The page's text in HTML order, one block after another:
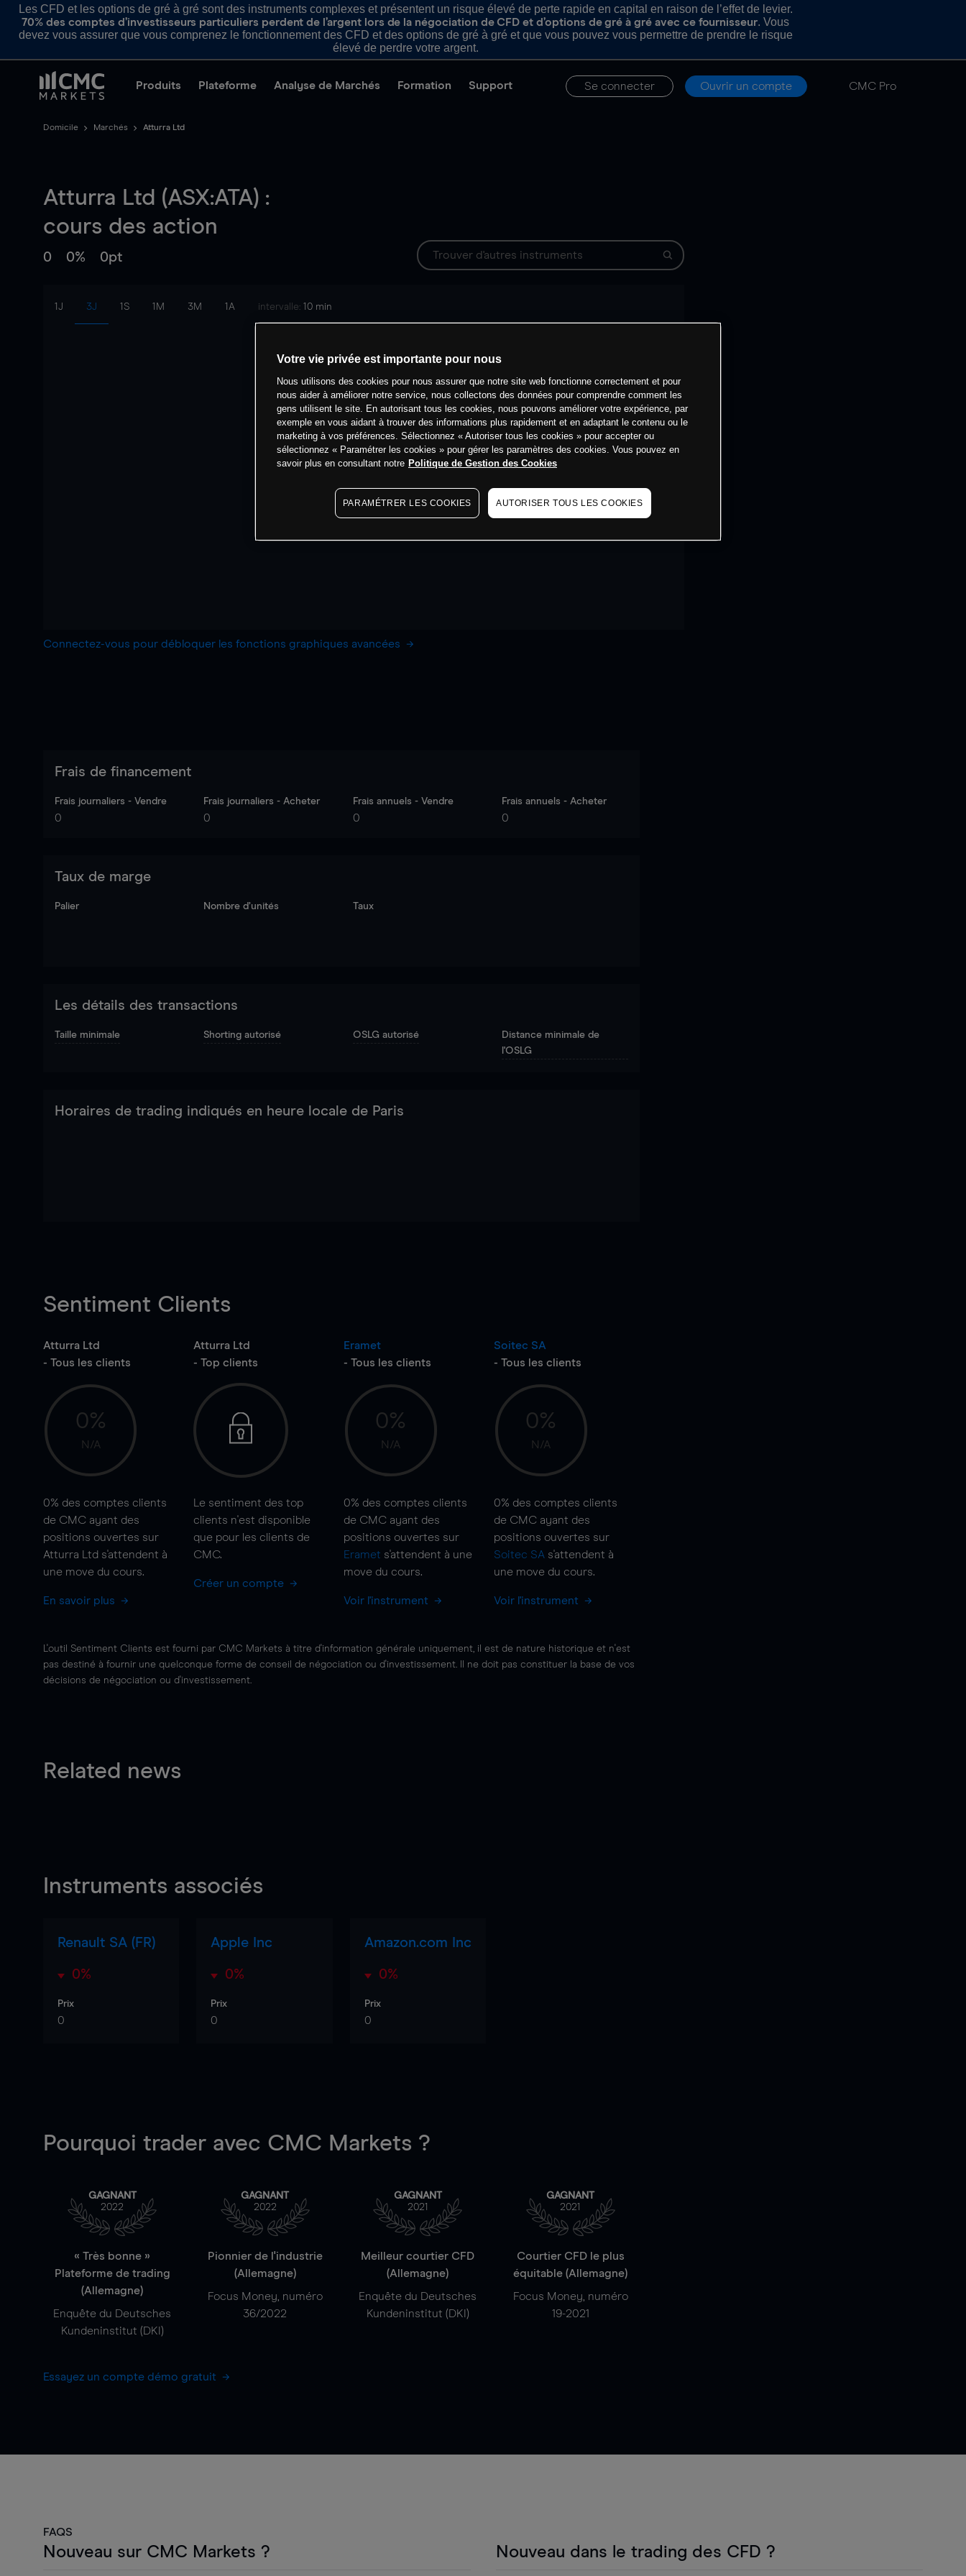
Les CFD et les options de gré à gré sont des instruments complexes et présentent un risque élevé de perte rapide en capital en raison de l’effet de levier.
70% des comptes d’investisseurs particuliers perdent de l’argent lors de la négociation de CFD et d’options de gré à gré avec ce fournisseur. Vous
devez vous assurer que vous comprenez le fonctionnement des CFD et des options de gré à gré et que vous pouvez vous permettre de prendre le risque
élevé de perdre votre argent.
Produits Plateforme Analyse de Marchés Formation Support Se connecter Ouvrir un compte CMC Pro
Domicile Marchés Atturra Ltd
Atturra Ltd (ASX:ATA) :
cours des action
0 0% 0pt
1J 3J 1S 1M 3M 1A intervalle: 10 min
Connectez-vous pour débloquer les fonctions graphiques avancées
Frais de financement
Frais journaliers - Vendre
0
Frais journaliers - Acheter
0
Frais annuels - Vendre
0
Frais annuels - Acheter
0
Taux de marge
Palier Nombre d’unités Taux
Les détails des transactions
Taille minimale Shorting autorisé OSLG autorisé
Distance minimale de
l'OSLG
Horaires de trading indiqués en heure locale de Paris
Sentiment Clients
Atturra Ltd
- Tous les clients
0%
N/A
0% des comptes clients
de CMC ayant des
positions ouvertes sur
Atturra Ltd s'attendent à
une move du cours.
En savoir plus
Atturra Ltd
- Top clients
Le sentiment des top
clients n'est disponible
que pour les clients de
CMC.
Créer un compte
Eramet
- Tous les clients
0%
N/A
0% des comptes clients
de CMC ayant des
positions ouvertes sur
Eramet s'attendent à une
move du cours.
Voir l'instrument
Soitec SA
- Tous les clients
0%
N/A
0% des comptes clients
de CMC ayant des
positions ouvertes sur
Soitec SA s'attendent à
une move du cours.
Voir l'instrument
L'outil Sentiment Clients est fourni par CMC Markets à titre d'information générale uniquement, il est de nature historique et n'est
pas destiné à fournir une quelconque forme de conseil de négociation ou d'investissement. Il ne doit pas constituer la base de vos
décisions de négociation ou d'investissement.
Related news
Instruments associés
Renault SA (FR)
0%
Prix
0
Apple Inc
0%
Prix
0
Amazon.com Inc
0%
Prix
0
Pourquoi trader avec CMC Markets ?
GAGNANT
2022
« Très bonne »
Plateforme de trading
(Allemagne)
Enquête du Deutsches
Kundeninstitut (DKI)
GAGNANT
2022
Pionnier de l'industrie
(Allemagne)
Focus Money, numéro
36/2022
GAGNANT
2021
Meilleur courtier CFD
(Allemagne)
Enquête du Deutsches
Kundeninstitut (DKI)
GAGNANT
2021
Courtier CFD le plus
équitable (Allemagne)
Focus Money, numéro
19-2021
Essayez un compte démo gratuit
FAQS
Nouveau sur CMC Markets ? Nouveau dans le trading des CFD ?
Votre vie privée est importante pour nous
Nous utilisons des cookies pour nous assurer que notre site web fonctionne correctement et pour
nous aider à améliorer notre service, nous collectons des données pour comprendre comment les
gens utilisent le site. En autorisant tous les cookies, nous pouvons améliorer votre expérience, par
exemple en vous aidant à trouver des informations plus rapidement et en adaptant le contenu ou le
marketing à vos préférences. Sélectionnez « Autoriser tous les cookies » pour accepter ou
sélectionnez « Paramétrer les cookies » pour gérer les paramètres des cookies. Vous pouvez en
savoir plus en consultant notre Politique de Gestion des Cookies
PARAMÉTRER LES COOKIES AUTORISER TOUS LES COOKIES